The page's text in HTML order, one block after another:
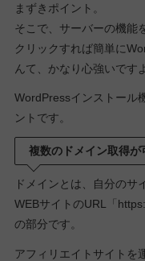
まずきポイント。
そこで、サーバーの機能
クリックすれば簡単に
んて、かなり心強いです
WordPressインストール
ントです。
複数のドメイン取得が
ドメインとは、自分のサ
WEBサイトのURL「
の部分です。
アフィリエイトサイトを